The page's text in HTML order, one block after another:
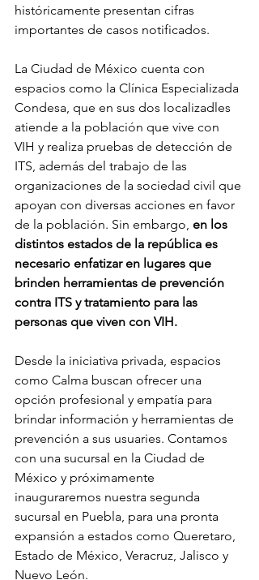
históricamente presentan cifras
importantes de casos notificados.
La Ciudad de México cuenta con
espacios como la Clínica Especializada
Condesa, que en sus dos localizadles
atiende a la población que vive con
VIH y realiza pruebas de detección de
ITS, además del trabajo de las
organizaciones de la sociedad civil que
apoyan con diversas acciones en favor
de la población. Sin embargo, en los
distintos estados de la república es
necesario enfatizar en lugares que
brinden herramientas de prevención
contra ITS y tratamiento para las
personas que viven con VIH.
Desde la iniciativa privada, espacios
como Calma buscan ofrecer una
opción profesional y empatía para
brindar información y herramientas de
prevención a sus usuaries. Contamos
con una sucursal en la Ciudad de
México y próximamente
inauguraremos nuestra segunda
sucursal en Puebla, para una pronta
expansión a estados como Queretaro,
Estado de México, Veracruz, Jalisco y
Nuevo León.